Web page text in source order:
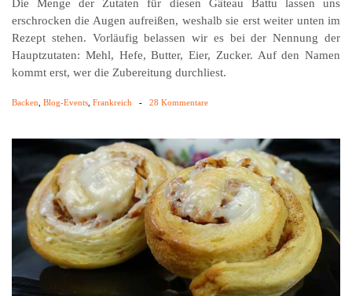
Die Menge der Zutaten für diesen Gâteau Battu lassen uns
erschrocken die Augen aufreißen, weshalb sie erst weiter unten im
Rezept stehen. Vorläufig belassen wir es bei der Nennung der
Hauptzutaten: Mehl, Hefe, Butter, Eier, Zucker. Auf den Namen
kommt erst, wer die Zubereitung durchliest.
Backen Blog-Events Frankreich - 28 Kommentare